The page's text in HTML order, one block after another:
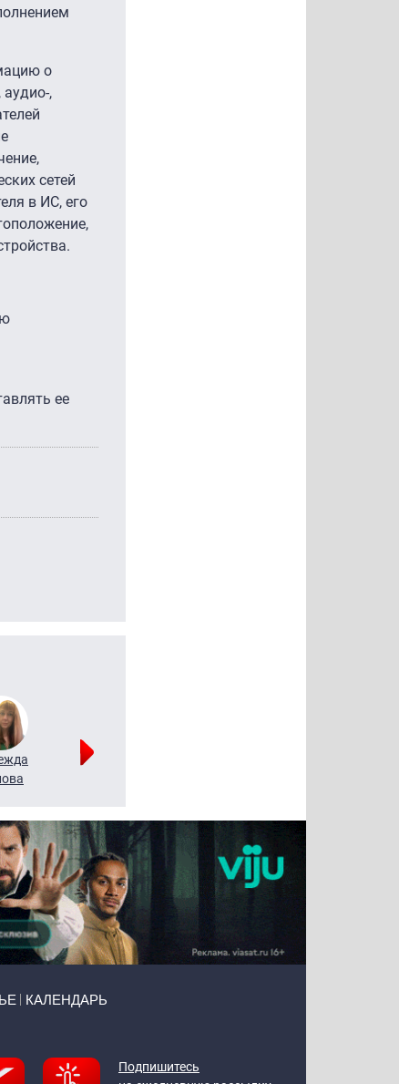
о
,
сетей
в ИС, его
ее
КАЛЕНДАРЬ
Подпишитесь